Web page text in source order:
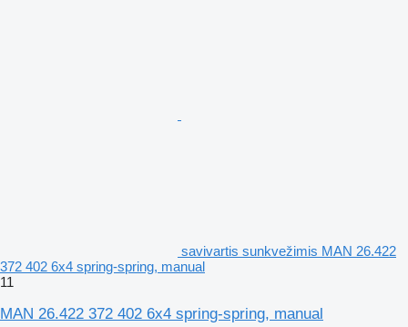
savivartis sunkvežimis MAN 26.422
372 402 6x4 spring-spring, manual
11
MAN 26.422 372 402 6x4 spring-spring, manual